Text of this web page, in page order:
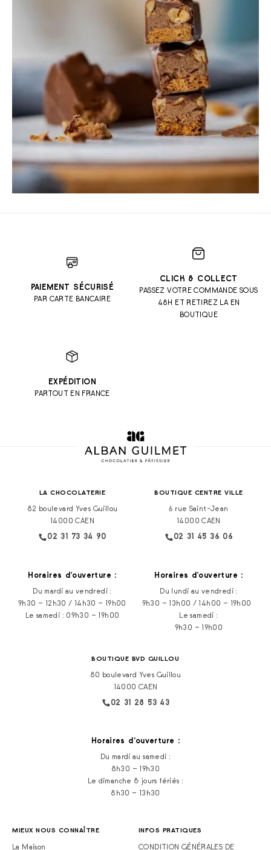
PAIEMENT SÉCURISÉ
PAR CARTE BANCAIRE
CLICK & COLLECT
PASSEZ VOTRE COMMANDE SOUS
48H ET RETIREZ LA EN
BOUTIQUE
EXPÉDITION
PARTOUT EN FRANCE
LA CHOCOLATERIE
82 boulevard Yves Guillou
14000 CAEN
02 31 73 34 90
Horaires d‘ouverture :
Du mardi au vendredi :
9h30 – 12h30 / 14h30 – 19h00
Le samedi : 09h30 – 19h00
BOUTIQUE CENTRE VILLE
6 rue Saint-Jean
14000 CAEN
02 31 45 36 06
Horaires d‘ouverture :
Du lundi au vendredi :
9h30 – 13h00 / 14h00 – 19h00
Le samedi :
9h30 – 19h00
BOUTIQUE BVD GUILLOU
80 boulevard Yves Guillou
14000 CAEN
02 31 28 53 43
Horaires d‘ouverture :
Du mardi au samedi :
8h30 – 19h30
Le dimanche & jours fériés :
8h30 – 13h30
MIEUX NOUS CONNAÎTRE
La Maison
INFOS PRATIQUES
CONDITION GÉNÉRALES DE